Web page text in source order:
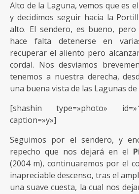
Alto de la Laguna, vemos que es
y decidimos seguir hacia la
alto. El sendero, es bueno,
hace falta detenerse en
recuperar el aliento pero
cordal. Nos desviamos
tenemos a nuestra derecha,
una buena vista de las Lagunas de
[shashin type=»photo»
caption=»y»]
Seguimos por el sendero, y
repecho que nos dejará en el
(2004 m), continuaremos por el
inapreciable descenso, tras el
una suave cuesta, la cual nos